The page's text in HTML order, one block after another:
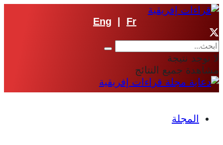
Eng Fr
لا توجد نتيجة
مشاهدة جميع النتائج
المجلة